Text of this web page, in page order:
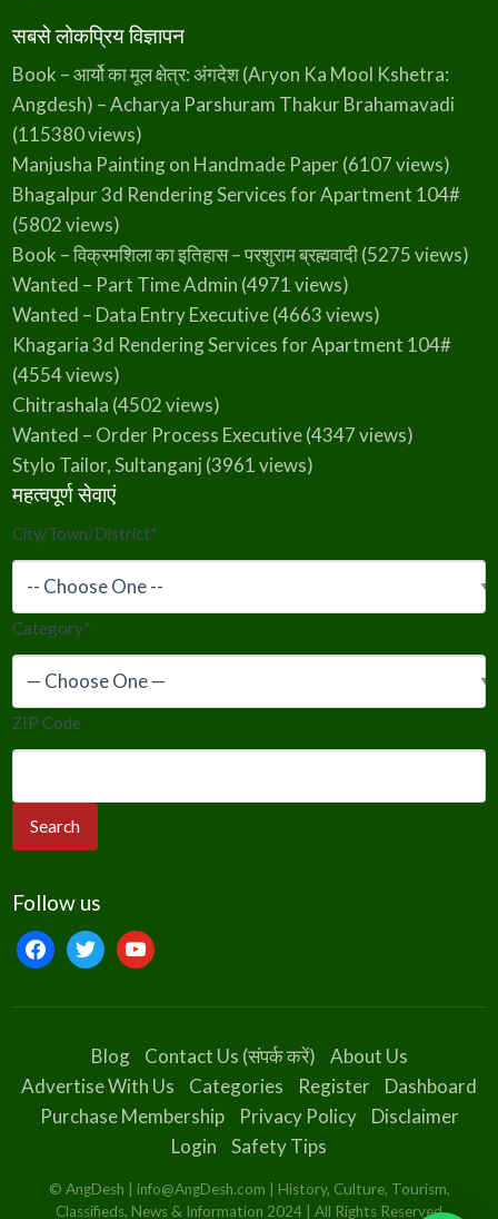
सबसे लोकप्रिय विज्ञापन
Book – आर्यो का मूल क्षेत्र: अंगदेश (Aryon Ka Mool Kshetra:
Angdesh) – Acharya Parshuram Thakur Brahamavadi
(115380 views)
Manjusha Painting on Handmade Paper(6107 views)
Bhagalpur 3d Rendering Services for Apartment 104#
(5802 views)
Book – विक्रमशिला का इतिहास – परशुराम ब्रह्मवादी(5275 views)
Wanted – Part Time Admin (4971 views)
Wanted – Data Entry Executive(4663 views)
Khagaria 3d Rendering Services for Apartment 104#
(4554 views)
Chitrashala (4502 views)
Wanted – Order Process Executive(4347 views)
Stylo Tailor, Sultanganj (3961 views)
महत्वपूर्ण सेवाएं
City/Town/District*
Category*
ZIP Code
Follow us
facebooktwitteryoutube
Blog Contact Us (संपर्क करें)
About Us
Advertise With Us
Categories Register
Dashboard
Purchase Membership
Privacy Policy
Disclaimer
Login
Safety Tips
© AngDesh | info@AngDesh.com | History, Culture, Tourism,
Classifieds, News & Information 2024 | All Rights Reserved